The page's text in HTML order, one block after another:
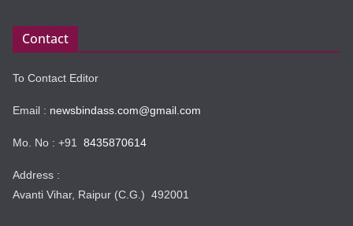
Contact
To Contact Editor
Email : newsbindass.com@gmail.com
Mo. No : +91 8435870614
Address :
Avanti Vihar, Raipur (C.G.) 492001